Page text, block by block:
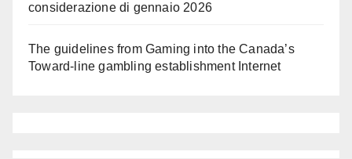
considerazione di gennaio 2026
The guidelines from Gaming into the Canada’s
Toward-line gambling establishment Internet